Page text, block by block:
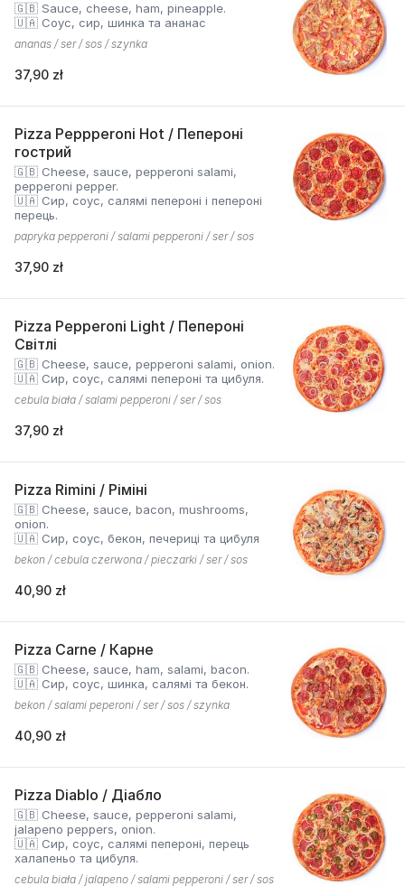
🇬🇧 Sauce, cheese, ham, pineapple.
🇺🇦 Соус, сир, шинка та ананас
ananas / ser / sos / szynka
37,90 zł
Pizza Peppperoni Hot / Пепероні
гострий
🇬🇧 Cheese, sauce, pepperoni salami,
pepperoni pepper.
🇺🇦 Сир, соус, салямі пепероні і пепероні
перець.
papryka pepperoni / salami pepperoni / ser / sos
37,90 zł
Pizza Pepperoni Light / Пепероні
Світлі
🇬🇧 Cheese, sauce, pepperoni salami, onion.
🇺🇦 Сир, соус, салямі пепероні та цибуля.
cebula biała / salami pepperoni / ser / sos
37,90 zł
Pizza Rimini / Ріміні
🇬🇧 Cheese, sauce, bacon, mushrooms,
onion.
🇺🇦 Сир, соус, бекон, печериці та цибуля
bekon / cebula czerwona / pieczarki / ser / sos
40,90 zł
Pizza Carne / Карне
🇬🇧 Cheese, sauce, ham, salami, bacon.
🇺🇦 Сир, соус, шинка, салямі та бекон.
bekon / salami peperoni / ser / sos / szynka
40,90 zł
Pizza Diablo / Діабло
🇬🇧 Cheese, sauce, pepperoni salami,
jalapeno peppers, onion.
🇺🇦 Сир, соус, салямі пепероні, перець
халапеньо та цибуля.
cebula biała / jalapeno / salami pepperoni / ser / sos